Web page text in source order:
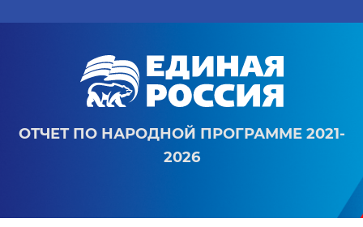
ОТЧЕТ ПО НАРОДНОЙ ПРОГРАММЕ 2021-
2026